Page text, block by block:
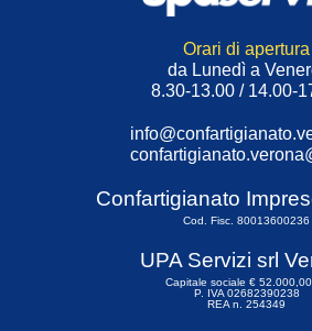
Orari di apertura
da Lunedì a
8.30-13.00 / 14.00-
Confartigianato
Cod. Fisc. 80013600236
UPA Servizi srl
Capitale sociale € 52.000,00
P. IVA 02682390238
REA n. 254349